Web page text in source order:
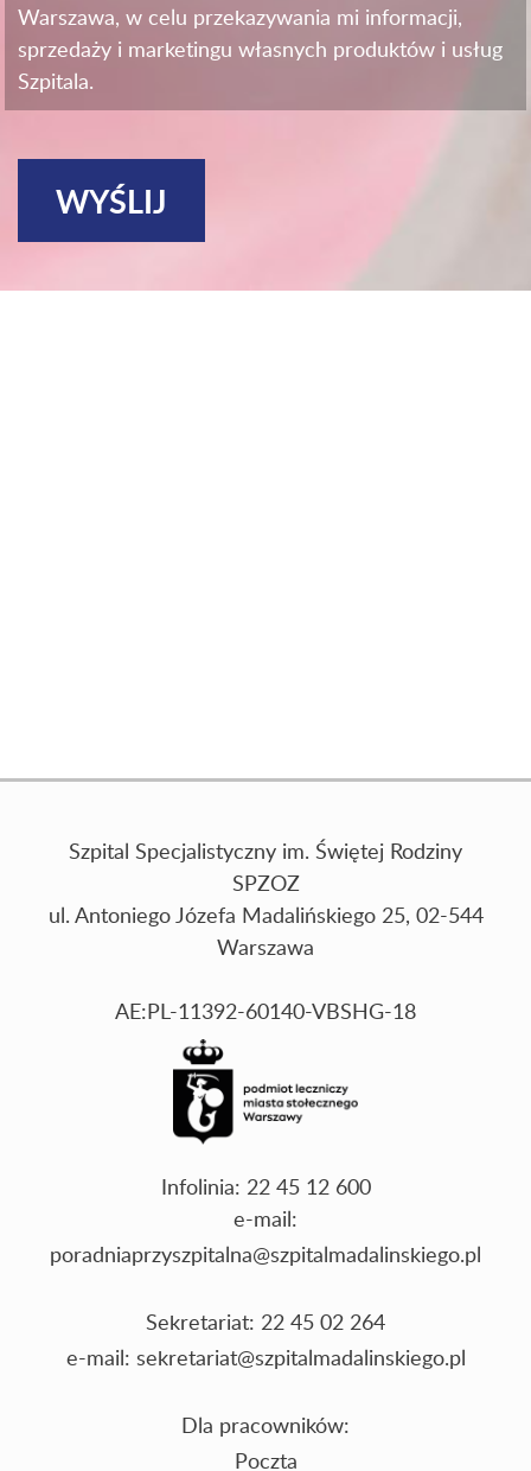
Warszawa, w celu przekazywania mi informacji,
sprzedaży i marketingu własnych produktów i usług
Szpitala.
Szpital Specjalistyczny im. Świętej Rodziny
SPZOZ
ul. Antoniego Józefa Madalińskiego 25, 02-544
Warszawa
AE:PL-11392-60140-VBSHG-18
Infolinia: 22 45 12 600
e-mail:
poradniaprzyszpitalna@szpitalmadalinskiego.pl
Sekretariat: 22 45 02 264
e-mail: sekretariat@szpitalmadalinskiego.pl
Dla pracowników:
Poczta